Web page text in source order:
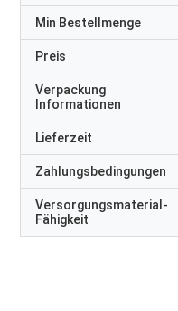
Min Bestellmenge
Preis
Verpackung
Informationen
Lieferzeit
Zahlungsbedingungen
Versorgungsmaterial-
Fähigkeit